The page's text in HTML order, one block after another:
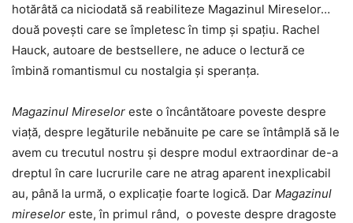
hotărâtă ca niciodată să reabiliteze Magazinul Mireselor…
două povești care se împletesc în timp și spațiu. Rachel
Hauck, autoare de bestsellere, ne aduce o lectură ce
îmbină romantismul cu nostalgia și speranța.
Magazinul Mireselor este o încântătoare poveste despre
viață, despre legăturile nebănuite pe care se întâmplă să le
avem cu trecutul nostru și despre modul extraordinar de-a
dreptul în care lucrurile care ne atrag aparent inexplicabil
au, până la urmă, o explicație foarte logică. Dar Magazinul
mireselor este, în primul rând, o poveste despre dragoste